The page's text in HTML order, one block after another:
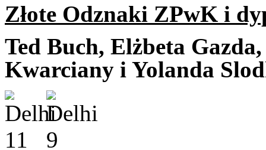
Złote Odznaki ZPwK i
Ted Buch, Elżbeta
Kwarciany i Yolanda